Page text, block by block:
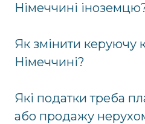
Німеччині
Як змінити керуючу
Німеччині?
Які податки треба
або продажу